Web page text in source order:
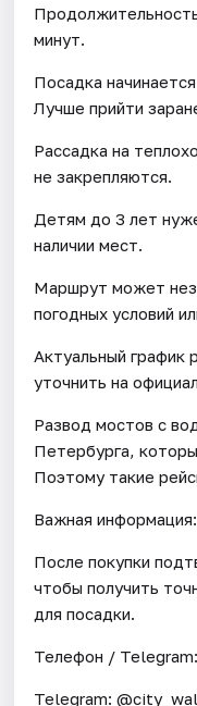
минут.
Посадка
Лучше прийти
Рассадка на
не закрепляются.
Детям до 3 лет
наличии мест.
Маршрут может
погодных условий
Актуальный график
уточнить на
Развод мостов с
Петербурга,
Поэтому такие
Важная информация:
После покупки
чтобы получить
для посадки.
Телефон /
Telegram: